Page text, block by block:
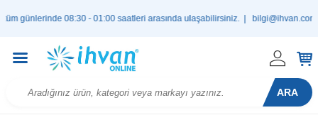
günlerinde 08:30 - 01:00 saatleri arasında ulaşabilirsiniz. | bilgi@ihvan.com.tr
ARA